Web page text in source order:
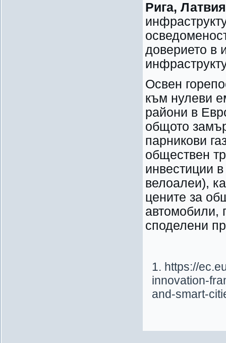
Рига, Латвия
доверието в
Освен
към нулеви
райони в
общото
парникови
обществен
инвестиции
велоалеи),
цените за
автомобили,
споделени
https://
innovation-
and-smart-